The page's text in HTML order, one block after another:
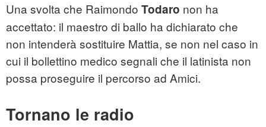
Una svolta che Raimondo Todaro non ha
accettato: il maestro di ballo ha dichiarato che
non intenderà sostituire Mattia, se non nel caso in
cui il bollettino medico segnali che il latinista non
possa proseguire il percorso ad Amici.
Tornano le radio